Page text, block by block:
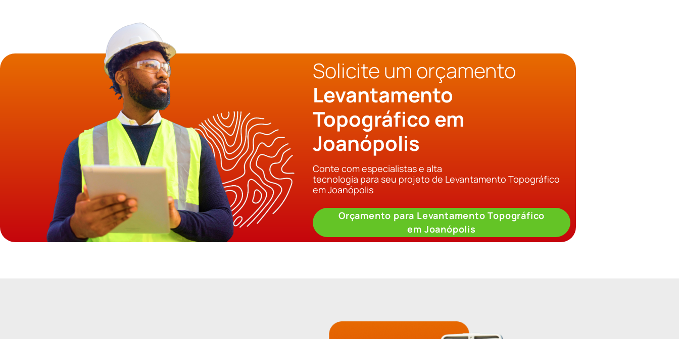
Solicite um orçamento
Levantamento
Topográfico em
Joanópolis
Conte com especialistas e alta
tecnologia para seu projeto de Levantamento Topográfico
em Joanópolis
Orçamento para Levantamento Topográfico
em Joanópolis